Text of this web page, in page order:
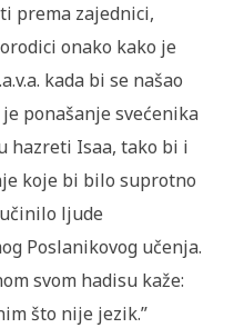
prema zajed­nici,
onako kako je
kada bi se našao
po­našanje svećenika
hazreti Isaa, tako bi i
koje bi bilo suprotno
učinilo ljude
Poslanikovog učenja.
svom hadisu kaže:
što nije jezik.”